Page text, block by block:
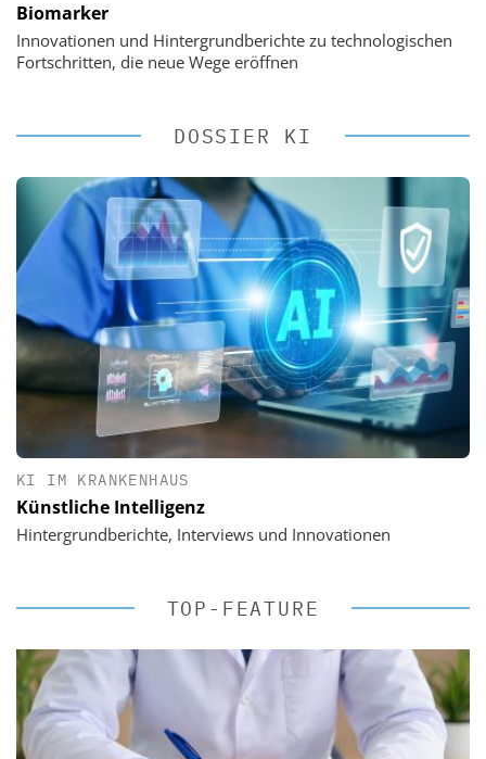
Biomarker
Innovationen und Hintergrundberichte zu technologischen
Fortschritten, die neue Wege eröffnen
DOSSIER KI
KI IM KRANKENHAUS
Künstliche Intelligenz
Hintergrundberichte, Interviews und Innovationen
TOP-FEATURE